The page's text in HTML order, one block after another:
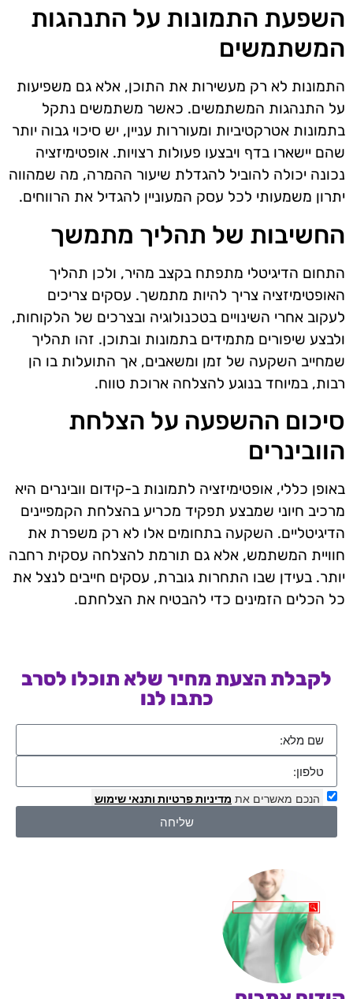
השפעת התמונות על התנהגות
המשתמשים
התמונות לא רק מעשירות את התוכן, אלא גם משפיעות
על התנהגות המשתמשים. כאשר משתמשים נתקל
בתמונות אטרקטיביות ומעוררות עניין, יש סיכוי גבוה יותר
שהם יישארו בדף ויבצעו פעולות רצויות. אופטימיזציה
נכונה יכולה להוביל להגדלת שיעור ההמרה, מה שמהווה
יתרון משמעותי לכל עסק המעוניין להגדיל את הרווחים.
החשיבות של תהליך מתמשך
התחום הדיגיטלי מתפתח בקצב מהיר, ולכן תהליך
האופטימיזציה צריך להיות מתמשך. עסקים צריכים
לעקוב אחרי השינויים בטכנולוגיה ובצרכים של הלקוחות,
ולבצע שיפורים מתמידים בתמונות ובתוכן. זהו תהליך
שמחייב השקעה של זמן ומשאבים, אך התועלות בו הן
רבות, במיוחד בנוגע להצלחה ארוכת טווח.
סיכום ההשפעה על הצלחת
הוובינרים
באופן כללי, אופטימיזציה לתמונות ב-קידום וובינרים היא
מרכיב חיוני שמבצע תפקיד מכריע בהצלחת הקמפיינים
הדיגיטליים. השקעה בתחומים אלו לא רק משפרת את
חוויית המשתמש, אלא גם תורמת להצלחה עסקית רחבה
יותר. בעידן שבו התחרות גוברת, עסקים חייבים לנצל את
כל הכלים הזמינים כדי להבטיח את הצלחתם.
לקבלת הצעת מחיר שלא תוכלו לסרב
כתבו לנו
הנכם מאשרים את מדיניות פרטיות ותנאי שימוש
שליחה